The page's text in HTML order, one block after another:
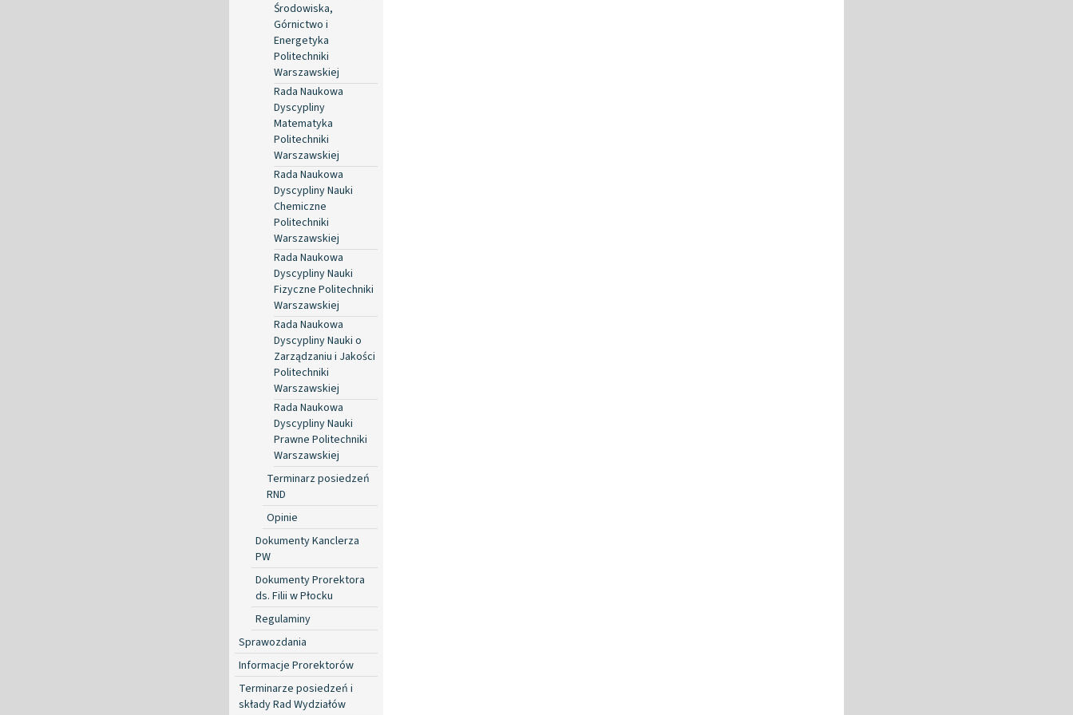
Środowiska,
Górnictwo i
Energetyka
Politechniki
Warszawskiej
Rada Naukowa
Dyscypliny
Matematyka
Politechniki
Warszawskiej
Rada Naukowa
Dyscypliny Nauki
Chemiczne
Politechniki
Warszawskiej
Rada Naukowa
Dyscypliny Nauki
Fizyczne Politechniki
Warszawskiej
Rada Naukowa
Dyscypliny Nauki o
Zarządzaniu i Jakości
Politechniki
Warszawskiej
Rada Naukowa
Dyscypliny Nauki
Prawne Politechniki
Warszawskiej
Terminarz posiedzeń
RND
Opinie
Dokumenty Kanclerza
PW
Dokumenty Prorektora
ds. Filii w Płocku
Regulaminy
Sprawozdania
Informacje Prorektorów
Terminarze posiedzeń i
składy Rad Wydziałów